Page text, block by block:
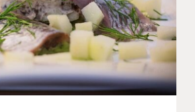
Saison